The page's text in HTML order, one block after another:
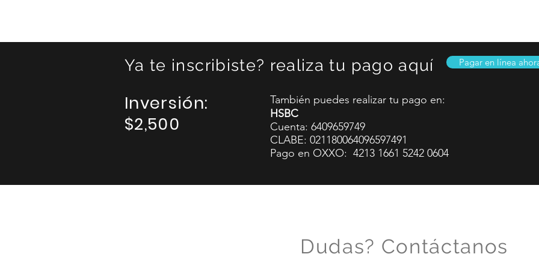
Ya te inscribiste? realiza tu pago aquí Pagar en línea
Inversión:
$2,500
También puedes realizar tu pago en:
HSBC
Cuenta: 6409659749
CLABE: 021180064096597491
Pago en OXXO: 4213 1661 5242 0604
Dudas? Contáctanos